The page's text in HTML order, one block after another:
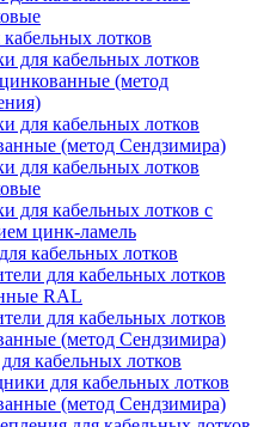
лотков
для кабельных лотков
(метод
для кабельных лотков
(метод Сендзимира)
для кабельных лотков
для кабельных лотков с
цинк-ламель
кабельных лотков
для кабельных лотков
RAL
для кабельных лотков
(метод Сендзимира)
кабельных лотков
для кабельных лотков
(метод Сендзимира)